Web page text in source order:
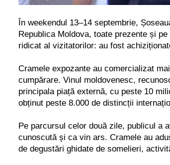
În weekendul 13–14 septembrie,
Republica Moldova, toate prezente și
ridicat al vizitatorilor: au fost
Cramele expozante au comercializat
cumpărare. Vinul moldovenesc,
principala piață externă, cu peste 10
obținut peste 8.000 de distincții
Pe parcursul celor două zile, publicul a
cunoscută și ca vin ars. Cramele au
de degustări ghidate de somelieri,